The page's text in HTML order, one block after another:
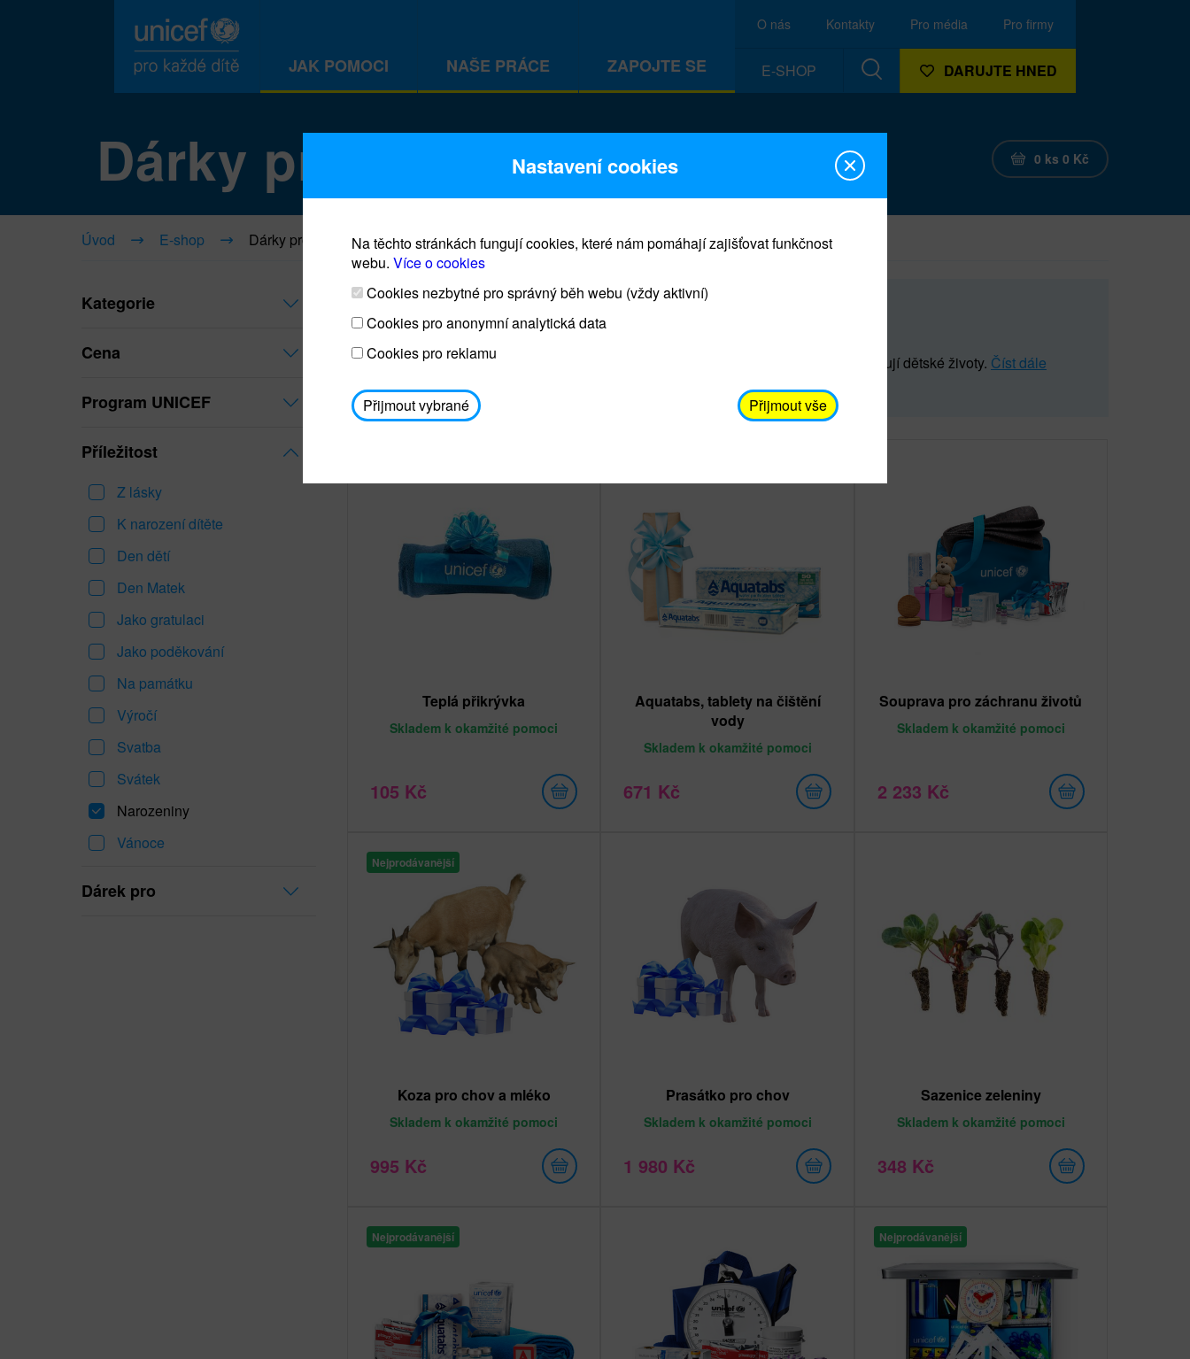
JAK POMOCI NAŠE PRÁCE ZAPOJTE SE
O nás Kontakty Pro média Pro firmy
E-SHOP DARUJTE HNED
Dárky pro život 0 ks 0 Kč
Úvod E-shop Dárky pro život
Kategorie
Cena
Program UNICEF
Příležitost
Z lásky
K narození dítěte
Den dětí
Den Matek
Jako gratulaci
Jako poděkování
Na památku
Výročí
Svatba
Svátek
Narozeniny
Vánoce
Dárek pro
Co je to Dárek pro život?
Dárky pro život jsou skutečné humanitární pomůcky, které zachraňují dětské životy. Číst dále
Teplá přikrývka
Skladem k okamžité pomoci
105 Kč
Aquatabs, tablety na čištění
vody
Skladem k okamžité pomoci
671 Kč
Souprava pro záchranu životů
Skladem k okamžité pomoci
2 233 Kč
Nejprodávanější
Koza pro chov a mléko
Skladem k okamžité pomoci
995 Kč
Prasátko pro chov
Skladem k okamžité pomoci
1 980 Kč
Sazenice zeleniny
Skladem k okamžité pomoci
348 Kč
Nejprodávanější Nejprodávanější
Nastavení cookies
Na těchto stránkách fungují cookies, které nám pomáhají zajišťovat funkčnost
webu. Více o cookies
Cookies nezbytné pro správný běh webu (vždy aktivní)
Cookies pro anonymní analytická data
Cookies pro reklamu
Přijmout vybrané Přijmout vše